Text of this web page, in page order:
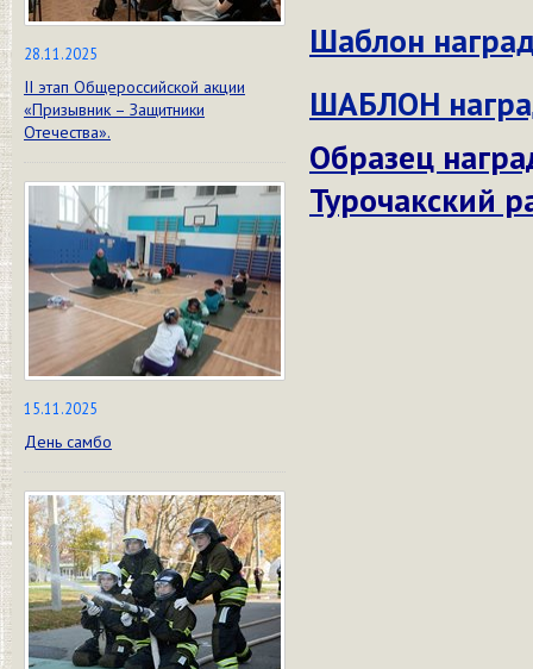
28.11.2025
II этап Общероссийской акции
«Призывник – Защитники
Отечества».
15.11.2025
День самбо
Шаблон
ШАБЛОН
Образец
Турочакский